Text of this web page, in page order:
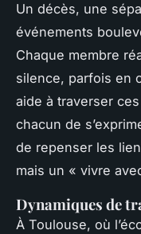
Un décès, une
événements
Chaque membre
silence, parfois en
aide à traverser
chacun de
de repenser les
mais un « vivre
Dynamiques de
À Toulouse, où